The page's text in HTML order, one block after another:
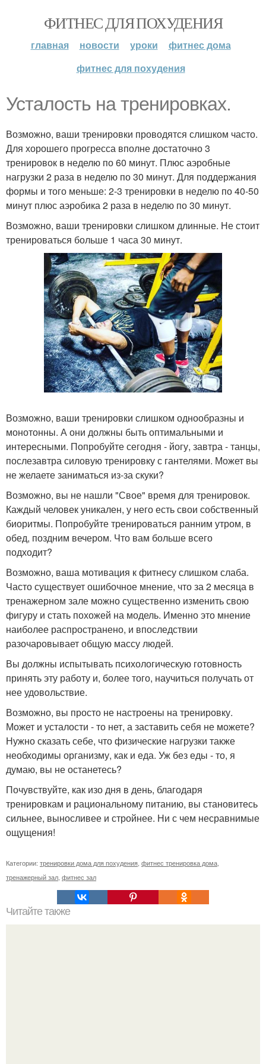
ФИТНЕС ДЛЯ ПОХУДЕНИЯ
главная новости уроки
фитнес дома
фитнес для похудения
Усталость на тренировках.
Возможно, ваши тренировки проводятся слишком часто.
Для хорошего прогресса вполне достаточно 3
тренировок в неделю по 60 минут. Плюс аэробные
нагрузки 2 раза в неделю по 30 минут. Для поддержания
формы и того меньше: 2-3 тренировки в неделю по 40-50
минут плюс аэробика 2 раза в неделю по 30 минут.
Возможно, ваши тренировки слишком длинные. Не стоит
тренироваться больше 1 часа 30 минут.
Возможно, ваши тренировки слишком однообразны и
монотонны. А они должны быть оптимальными и
интересными. Попробуйте сегодня - йогу, завтра - танцы,
послезавтра силовую тренировку с гантелями. Может вы
не желаете заниматься из-за скуки?
Возможно, вы не нашли "Свое" время для тренировок.
Каждый человек уникален, у него есть свои собственный
биоритмы. Попробуйте тренироваться ранним утром, в
обед, поздним вечером. Что вам больше всего
подходит?
Возможно, ваша мотивация к фитнесу слишком слаба.
Часто существует ошибочное мнение, что за 2 месяца в
тренажерном зале можно существенно изменить свою
фигуру и стать похожей на модель. Именно это мнение
наиболее распространено, и впоследствии
разочаровывает общую массу людей.
Вы должны испытывать психологическую готовность
принять эту работу и, более того, научиться получать от
нее удовольствие.
Возможно, вы просто не настроены на тренировку.
Может и усталости - то нет, а заставить себя не можете?
Нужно сказать себе, что физические нагрузки также
необходимы организму, как и еда. Уж без еды - то, я
думаю, вы не останетесь?
Почувствуйте, как изо дня в день, благодаря
тренировкам и рациональному питанию, вы становитесь
сильнее, выносливее и стройнее. Ни с чем несравнимые
ощущения!
Категории: тренировки дома для похудения фитнес тренировка дома
тренажерный зал фитнес зал
Читайте также